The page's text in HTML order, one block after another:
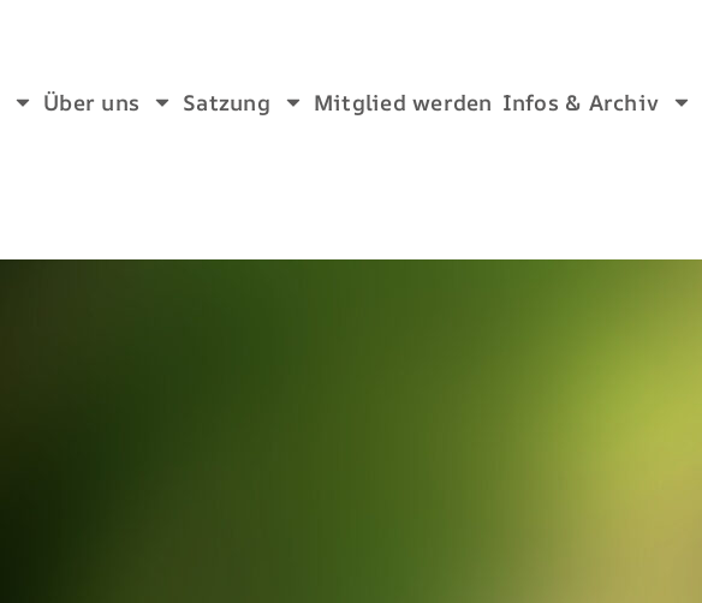
Über uns Satzung Mitglied werden Infos & Archiv